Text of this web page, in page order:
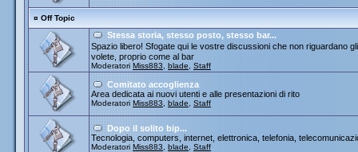
¤ Off Topic
Stessa storia, stesso posto, stesso bar...
Spazio libero! Sfogate qui le vostre discussioni che non riguardano
volete, proprio come al bar
Moderatori Miss883 blade Staff
Comitato accoglienza
Area dedicata ai nuovi utenti e alle presentazioni di rito
Moderatori Miss883 blade Staff
Dopo il solito bip...
Tecnologia, computers, internet, elettronica, telefonia,
Moderatori Miss883 blade Staff